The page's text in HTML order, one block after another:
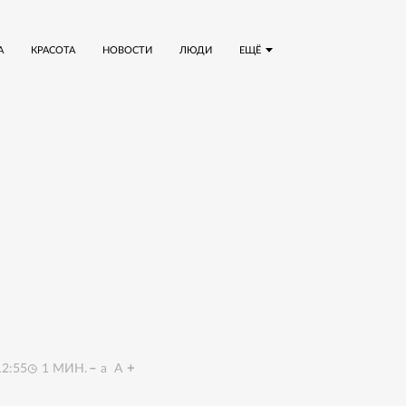
ЕЩЁ
КРАСОТА НОВОСТИ ЛЮДИ
1 МИН. a A